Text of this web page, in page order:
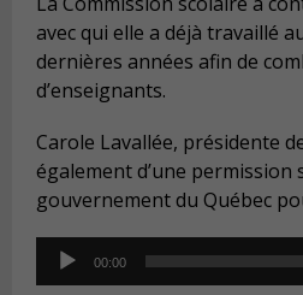
avec qui elle a déjà travaillé
dernières années afin de
d’enseignants.
Carole Lavallée, présidente
également d’une permission
gouvernement du Québec
Audio
Player
00:00